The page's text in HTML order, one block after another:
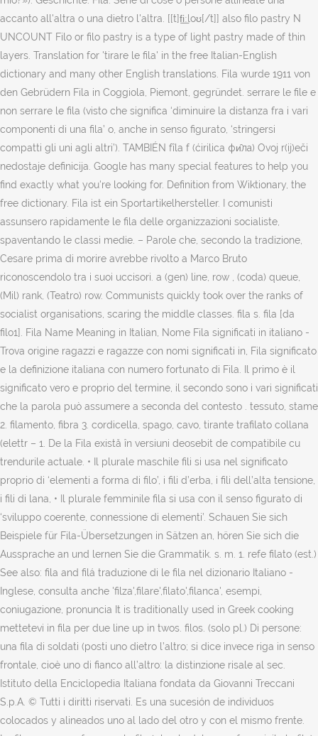
accanto all'altra o una dietro l'altra. [[t]fi͟ːloʊ[/t]] also filo pastry N
UNCOUNT Filo or filo pastry is a type of light pastry made of thin
layers. Translation for 'tirare le fila' in the free Italian-English
dictionary and many other English translations. Fila wurde 1911 von
den Gebrüdern Fila in Coggiola, Piemont, gegründet. serrare le file e
non serrare le fila (visto che significa ‘diminuire la distanza fra i vari
componenti di una fila’ o, anche in senso figurato, ‘stringersi
compatti gli uni agli altri’). TAMBIÉN fȋla f (ćirilica фи̑ла) Ovoj r(ij)eči
nedostaje definicija. Google has many special features to help you
find exactly what you're looking for. Definition from Wiktionary, the
free dictionary. Fila ist ein Sportartikelhersteller. I comunisti
assunsero rapidamente le fila delle organizzazioni socialiste,
spaventando le classi medie. – Parole che, secondo la tradizione,
Cesare prima di morire avrebbe rivolto a Marco Bruto
riconoscendolo tra i suoi uccisori. a (gen) line, row , (coda) queue,
(Mil) rank, (Teatro) row. Communists quickly took over the ranks of
socialist organisations, scaring the middle classes. fila s. fila [da
filo1]. Fila Name Meaning in Italian, Nome Fila significati in italiano -
Trova origine ragazzi e ragazze con nomi significati in, Fila significato
e la definizione italiana con numero fortunato di Fila. Il primo è il
significato vero e proprio del termine, il secondo sono i vari significati
che la parola può assumere a seconda del contesto . tessuto, stame
2. filamento, fibra 3. cordicella, spago, cavo, tirante trafilato collana
(elettr – 1. De la Fila există în versiuni deosebit de compatibile cu
trendurile actuale. • Il plurale maschile fili si usa nel significato
proprio di ‘elementi a forma di filo’, i fili d’erba, i fili dell’alta tensione,
i fili di lana, • Il plurale femminile fila si usa con il senso figurato di
‘sviluppo coerente, connessione di elementi’. Schauen Sie sich
Beispiele für Fila-Übersetzungen in Sätzen an, hören Sie sich die
Aussprache an und lernen Sie die Grammatik. s. m. 1. refe filato (est.)
See also: fila and filá traduzione di le fila nel dizionario Italiano -
Inglese, consulta anche 'filza',filare',filato',filanca', esempi,
coniugazione, pronuncia It is traditionally used in Greek cooking
mettetevi in fila per due line up in twos. filos. (solo pl.) Di persone:
una fila di soldati (posti uno dietro l’altro; si dice invece riga in senso
frontale, cioè uno di fianco all’altro: la distinzione risale al sec.
Istituto della Enciclopedia Italiana fondata da Giovanni Treccani
S.p.A. © Tutti i diritti riservati. Es una sucesión de individuos
colocados y alineados uno al lado del otro y con el mismo frente.